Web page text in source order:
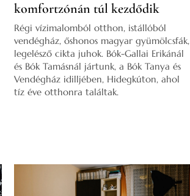
komfortzónán túl kezdődik
Régi vízimalomból otthon, istállóból
vendégház, őshonos magyar gyümölcsfák,
legelésző cikta juhok. Bók-Gallai Erikánál
és Bók Tamásnál jártunk, a Bók Tanya és
Vendégház idilljében, Hidegkúton, ahol
tíz éve otthonra találtak.